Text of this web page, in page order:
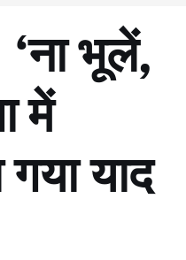
भूलें,
में
याद